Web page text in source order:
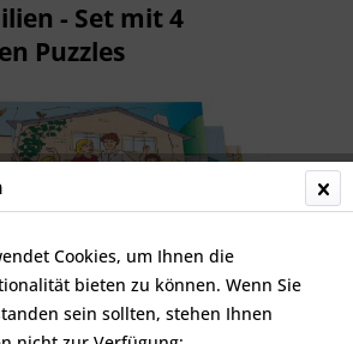
- Set mit 4
Puzzles
Cookies, um Ihnen die
bieten zu können. Wenn Sie
sein sollten, stehen Ihnen